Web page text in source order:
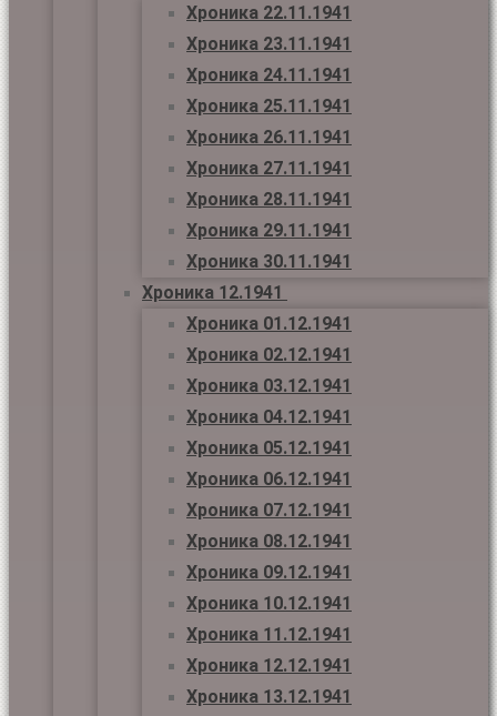
Хроника 22.11.1941
Хроника 23.11.1941
Хроника 24.11.1941
Хроника 25.11.1941
Хроника 26.11.1941
Хроника 27.11.1941
Хроника 28.11.1941
Хроника 29.11.1941
Хроника 30.11.1941
Хроника 12.1941
Хроника 01.12.1941
Хроника 02.12.1941
Хроника 03.12.1941
Хроника 04.12.1941
Хроника 05.12.1941
Хроника 06.12.1941
Хроника 07.12.1941
Хроника 08.12.1941
Хроника 09.12.1941
Хроника 10.12.1941
Хроника 11.12.1941
Хроника 12.12.1941
Хроника 13.12.1941